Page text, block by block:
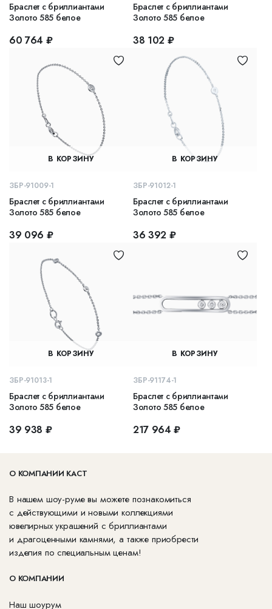
Браслет с бриллиантами
Золото 585 белое
60 764 ₽
Браслет с бриллиантами
Золото 585 белое
38 102 ₽
В КОРЗИНУ
ЗБР-91009-1
Браслет с бриллиантами
Золото 585 белое
39 096 ₽
В КОРЗИНУ
ЗБР-91012-1
Браслет с бриллиантами
Золото 585 белое
36 392 ₽
В КОРЗИНУ
ЗБР-91013-1
Браслет с бриллиантами
Золото 585 белое
39 938 ₽
В КОРЗИНУ
ЗБР-91174-1
Браслет с бриллиантами
Золото 585 белое
217 964 ₽
О КОМПАНИИ КАСТ
В нашем шоу-руме вы можете познакомиться
с действующими и новыми коллекциями
ювелирных украшений с бриллиантами
и драгоценными камнями, а также приобрести
изделия по специальным ценам!
О КОМПАНИИ
Наш шоурум